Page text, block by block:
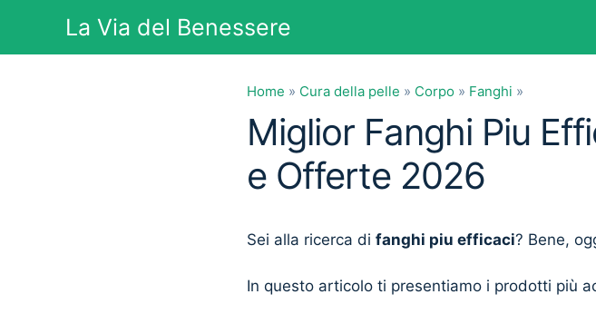
contenuto
La Via del Benessere
Home » Cura della pelle » Corpo » Fanghi »
Miglior Fanghi Piu
e Offerte 2026
Sei alla ricerca di fanghi piu efficaci? Bene,
In questo articolo ti presentiamo i prodotti più